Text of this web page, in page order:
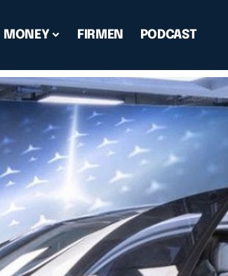
MONEY FIRMEN PODCAST